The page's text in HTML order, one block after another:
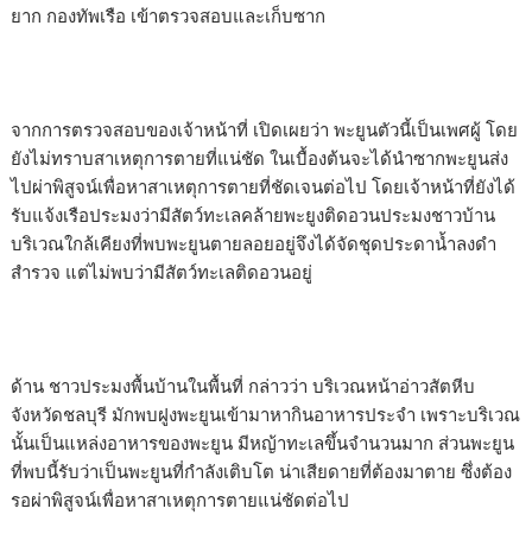
ยาก กองทัพเรือ เข้าตรวจสอบและเก็บซาก
จากการตรวจสอบของเจ้าหน้าที่ เปิดเผยว่า พะยูนตัวนี้เป็นเพศผู้ โดย
ยังไม่ทราบสาเหตุการตายที่แน่ชัด ในเบื้องต้นจะได้นำซากพะยูนส่ง
ไปผ่าพิสูจน์เพื่อหาสาเหตุการตายที่ชัดเจนต่อไป โดยเจ้าหน้าที่ยังได้
รับแจ้งเรือประมงว่ามีสัตว์ทะเลคล้ายพะยูงติดอวนประมงชาวบ้าน
บริเวณใกล้เคียงที่พบพะยูนตายลอยอยู่จึงได้จัดชุดประดาน้ำลงดำ
สำรวจ แต่ไม่พบว่ามีสัตว์ทะเลติดอวนอยู่
ด้าน ชาวประมงพื้นบ้านในพื้นที่ กล่าวว่า บริเวณหน้าอ่าวสัตหีบ
จังหวัดชลบุรี มักพบฝูงพะยูนเข้ามาหากินอาหารประจำ เพราะบริเวณ
นั้นเป็นแหล่งอาหารของพะยูน มีหญ้าทะเลขึ้นจำนวนมาก ส่วนพะยูน
ที่พบนี้รับว่าเป็นพะยูนที่กำลังเติบโต น่าเสียดายที่ต้องมาตาย ซึ่งต้อง
รอผ่าพิสูจน์เพื่อหาสาเหตุการตายแน่ชัดต่อไป